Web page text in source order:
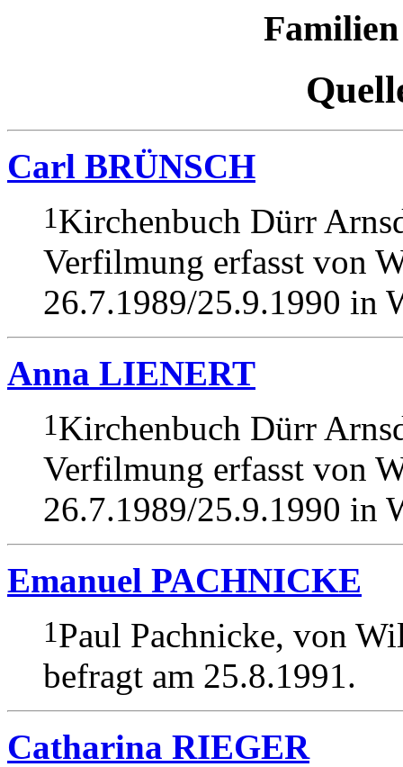
Carl BRÜNSCH
1Kirchenbuch Dürr
Verfilmung erfasst von
26.7.1989/25.9.1990 in
Anna LIENERT
1Kirchenbuch Dürr
Verfilmung erfasst von
26.7.1989/25.9.1990 in
Emanuel PACHNICKE
1Paul Pachnicke, von
befragt am 25.8.1991.
Catharina RIEGER